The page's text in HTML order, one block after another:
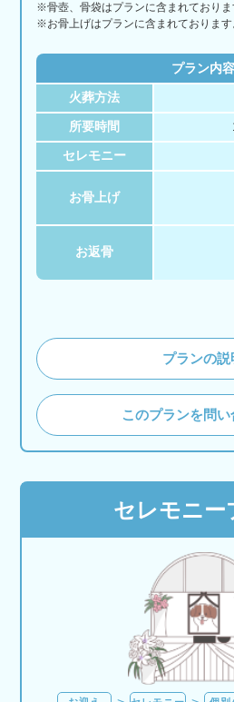
※骨壺、骨袋はプランに含まれておりま
※お骨上げはプランに含まれております
プラン内容
火葬方法
所要時間
セレモニー
お骨上げ
お返骨
プランの説
このプランを問い
セレモニー